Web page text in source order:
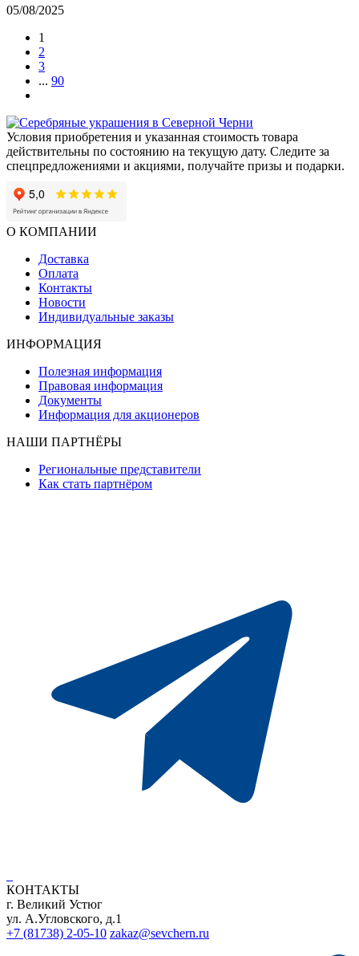
05/08/2025
1
2
3
... 90
Условия приобретения и указанная стоимость товара
действительны по состоянию на текущую дату. Следите за
спецпредложениями и акциями, получайте призы и подарки.
О КОМПАНИИ
Доставка
Оплата
Контакты
Новости
Индивидуальные заказы
ИНФОРМАЦИЯ
Полезная информация
Правовая информация
Документы
Информация для акционеров
НАШИ ПАРТНЁРЫ
Региональные представители
Как стать партнёром
КОНТАКТЫ
г. Великий Устюг
ул. А.Угловского, д.1
+7 (81738) 2-05-10 zakaz@sevchern.ru